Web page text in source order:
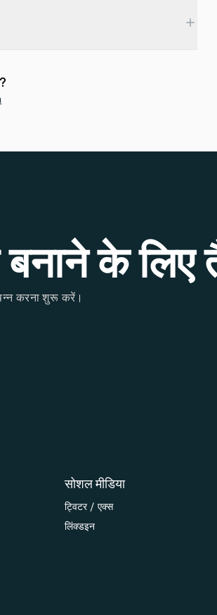
के लिए
करना शुरू करें।
सोशल मीडिया
ट्विटर / एक्स
लिंक्डइन